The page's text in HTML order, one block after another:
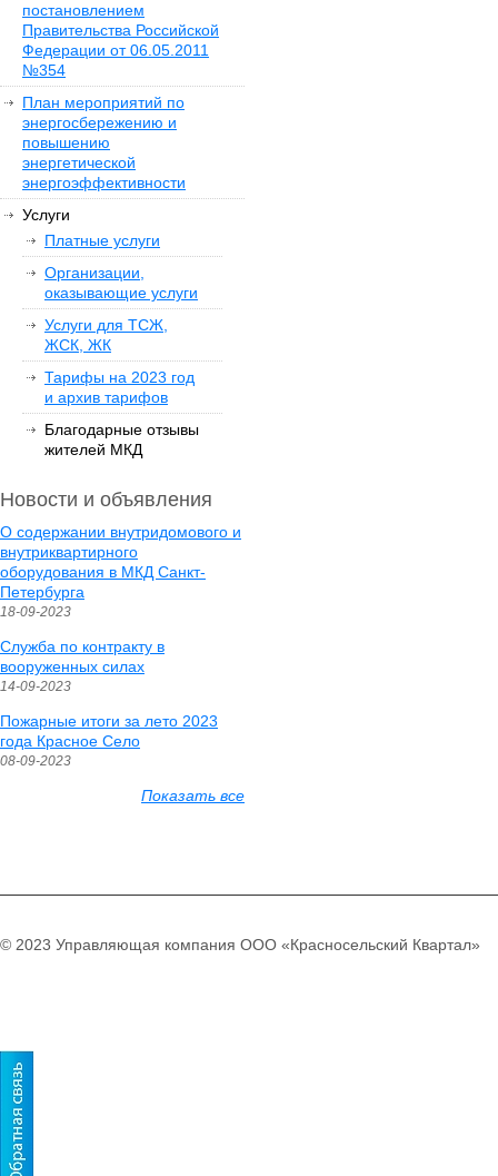
постановлением
Правительства Российской
Федерации от 06.05.2011
№354
План мероприятий по
энергосбережению и
повышению
энергетической
энергоэффективности
Услуги
Платные услуги
Организации,
оказывающие услуги
Услуги для ТСЖ,
ЖСК, ЖК
Тарифы на 2023 год
и архив тарифов
Благодарные отзывы
жителей МКД
Новости и объявления
О содержании внутридомового и
внутриквартирного
оборудования в МКД Санкт-
Петербурга
18-09-2023
Служба по контракту в
вооруженных силах
14-09-2023
Пожарные итоги за лето 2023
года Красное Село
08-09-2023
Показать все
© 2023 Управляющая компания ООО «Красносельский Квартал»